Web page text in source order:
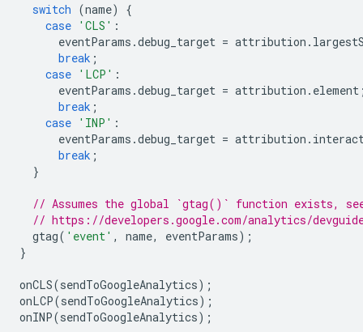
switch (name)
{
case 'CLS' :
eventParams .debug_target = attribution .
break ;
case 'LCP' :
eventParams .debug_target = attribution . element
break ;
case 'INP' :
eventParams .debug_target = attribution .
break ;
}
// Assumes the global `gtag()` function exists,
// https://developers.google.com/analytics/
gtag( 'event' , name, eventParams);
}
onCLS(sendToGoogleAnalytics);
onLCP(sendToGoogleAnalytics);
onINP(sendToGoogleAnalytics);